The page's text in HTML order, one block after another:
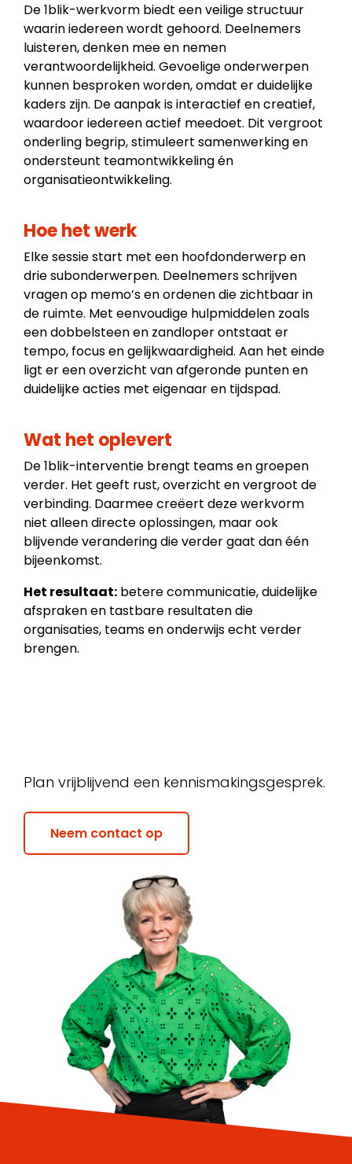
De 1blik-werkvorm biedt een veilige structuur
waarin iedereen wordt gehoord. Deelnemers
luisteren, denken mee en nemen
verantwoordelijkheid. Gevoelige onderwerpen
kunnen besproken worden, omdat er duidelijke
kaders zijn. De aanpak is interactief en creatief,
waardoor iedereen actief meedoet. Dit vergroot
onderling begrip, stimuleert samenwerking en
ondersteunt teamontwikkeling én
organisatieontwikkeling.
Hoe het werk
Elke sessie start met een hoofdonderwerp en
drie subonderwerpen. Deelnemers schrijven
vragen op memo’s en ordenen die zichtbaar in
de ruimte. Met eenvoudige hulpmiddelen zoals
een dobbelsteen en zandloper ontstaat er
tempo, focus en gelijkwaardigheid. Aan het einde
ligt er een overzicht van afgeronde punten en
duidelijke acties met eigenaar en tijdspad.
Wat het oplevert
De 1blik-interventie brengt teams en groepen
verder. Het geeft rust, overzicht en vergroot de
verbinding. Daarmee creëert deze werkvorm
niet alleen directe oplossingen, maar ook
blijvende verandering die verder gaat dan één
bijeenkomst.
Het resultaat: betere communicatie, duidelijke
afspraken en tastbare resultaten die
organisaties, teams en onderwijs echt verder
brengen.
Plan vrijblijvend een kennismakingsgesprek.
Neem contact op